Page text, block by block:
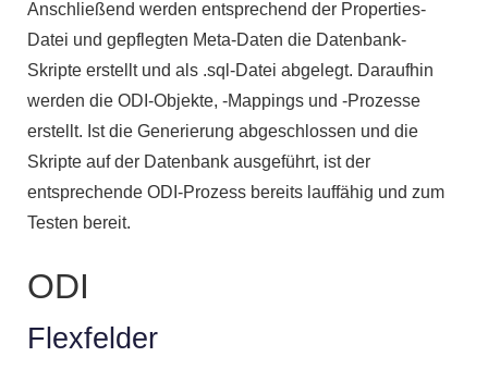
Anschließend werden entsprechend der Properties-
Datei und gepflegten Meta-Daten die Datenbank-
Skripte erstellt und als .sql-Datei abgelegt. Daraufhin
werden die ODI-Objekte, -Mappings und -Prozesse
erstellt. Ist die Generierung abgeschlossen und die
Skripte auf der Datenbank ausgeführt, ist der
entsprechende ODI-Prozess bereits lauffähig und zum
Testen bereit.
ODI
Flexfelder